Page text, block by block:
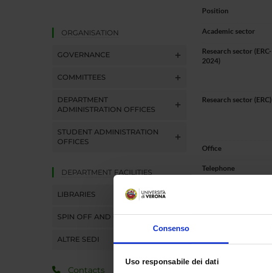
Consenso
Uso responsabile dei dati
ORGANISATION
GOVERNANCE
COMMITTEES
DEPARTMENT
ADMINISTRATION OFFICES
STUDENT ADMINISTRATION
OFFICES
DEPARTMENT FACILITIES
LIBRARIES
SPIN OFF AND COMPANIES
ALTRE SEDI
Contacts
Position
Academic sector
Research sector (ERC-
2024)
Research sector (ERC)
Office
Telephone
About myself